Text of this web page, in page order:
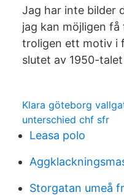
Jag har inte bilder
jag kan möjligen
troligen ett motiv i
slutet av 1950-
Klara göteborg
unterschied chf sfr
Leasa polo
Storgatan umeå